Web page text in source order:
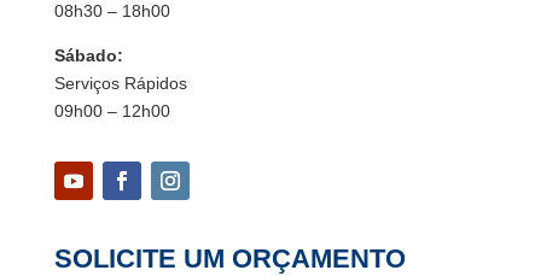
08h30 – 18h00
Sábado:
Serviços Rápidos
09h00 – 12h00
SOLICITE UM ORÇAMENTO